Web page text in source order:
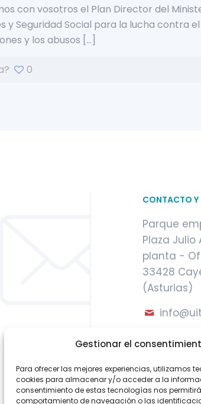
Gestionar el
Para ofrecer las mejores experiencias, utilizamos
cookies para almacenar y/o acceder a la
consentimiento de estas tecnologías nos
comportamiento de navegación o las
con vosotros el Plan Director del
y Seguridad Social para la lucha contra
y los abusos […]
0
CONTACTO
Parque
Plaza Julio
planta -
33428
(Asturias)
985 741